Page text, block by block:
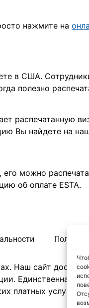
нажмите на
в США.
полезно
распечатанную
Вы найдете на
можно
об оплате ESTA.
Наш сайт
Единственная
платных услуг и